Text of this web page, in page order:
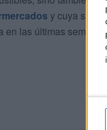
y cuya
en las últimas